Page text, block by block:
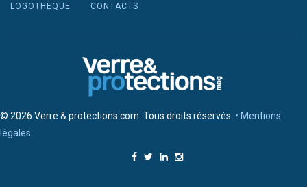
LOGOTHÈQUE
CONTACTS
© 2026 Verre & protections.com. Tous droits réservés. • Mentions
légales